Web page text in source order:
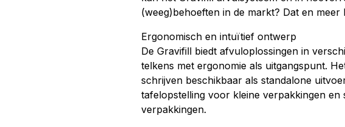
(weeg)behoeften in de markt? Dat en meer
Ergonomisch en intuïtief ontwerp
De Gravifill biedt afvuloplossingen in
telkens met ergonomie als uitgangspunt.
schrijven beschikbaar als standalone
tafelopstelling voor kleine verpakkingen
verpakkingen.